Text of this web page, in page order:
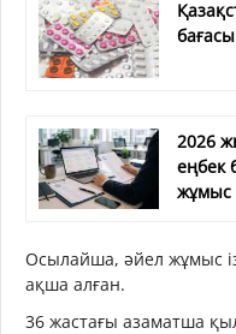
2026
еңбек
жұмыс
Осылайша, әйел жұмыс
ақша алған.
36 жастағы азаматша